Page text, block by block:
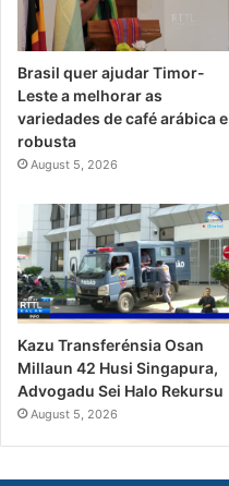
Brasil quer ajudar Timor-
Leste a melhorar as
variedades de café arábica e
robusta
August 5, 2026
Kazu Transferénsia Osan
Millaun 42 Husi Singapura,
Advogadu Sei Halo Rekursu
August 5, 2026